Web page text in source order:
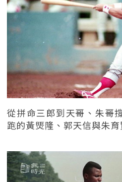
從拼命三郎到天哥、朱哥
跑的黃煚隆、郭天信與朱育